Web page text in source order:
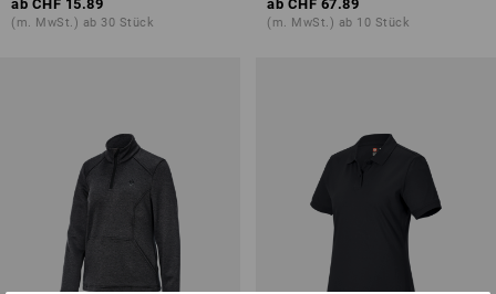
ab CHF 15.89
(m. MwSt.) ab 30 Stück
ab CHF 67.89
(m. MwSt.) ab 10 Stück